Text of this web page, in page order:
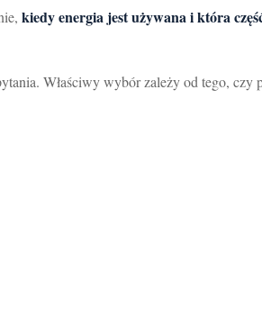
kiedy energia jest używana i która
Właściwy wybór zależy od tego, czy